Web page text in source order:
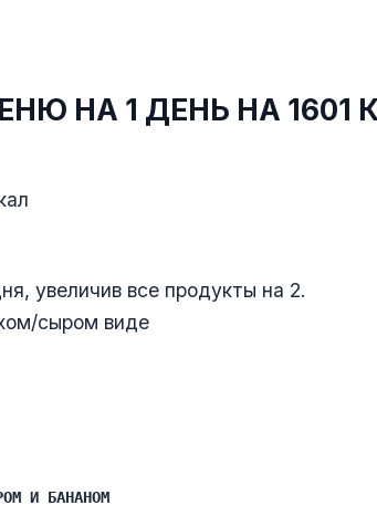
НА 1 ДЕНЬ НА 1601
увеличив все продукты на 2.
сыром виде
И БАНАНОМ